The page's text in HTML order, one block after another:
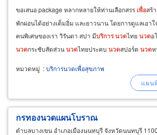
ขอเสนอ package หลากหลายให้ท่านเลือกสรร เพื่อสร้
พักผ่อนได้อย่างเต็มอิ่ม และยาวนาน โดยการดูแลเอา
คนพิเศษของเรา วิรันดา สปา มีบริการนวดไทย นวดอ
นวดกระชับสัดส่วนนวดไทยประคบ นวดสปอร์ต นวดห
หมวดหมู่ :บริการนวดเพื่อสุขภาพ
กรทองนวดแผนโบราณ
ตำบลบางเขน อำเภอเมืองนนทบุรี จังหวัดนนทบุรี